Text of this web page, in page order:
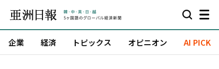
企業 経済 トピックス オピニオン AI PICK